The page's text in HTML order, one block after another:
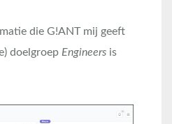
die G!ANT mij geeft
doelgroep Engineers is